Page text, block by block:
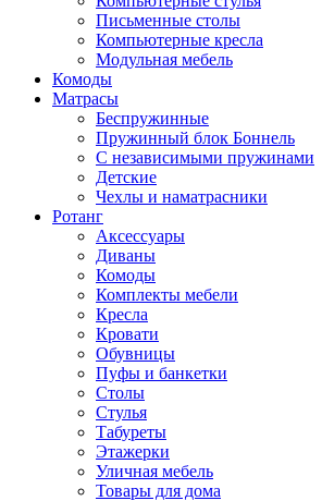
Письменные столы
Компьютерные кресла
Модульная мебель
Комоды
Матрасы
Беспружинные
Пружинный блок Боннель
С независимыми пружинами
Детские
Чехлы и наматрасники
Ротанг
Аксессуары
Диваны
Комоды
Комплекты мебели
Кресла
Кровати
Обувницы
Пуфы и банкетки
Столы
Стулья
Табуреты
Этажерки
Уличная мебель
Товары для дома